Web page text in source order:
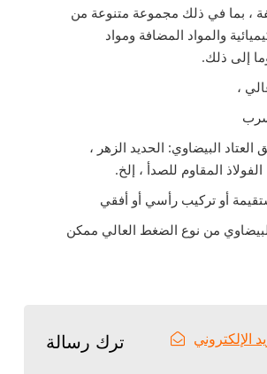
، بما في ذلك مجموعة متنوعة من
والمواد المضافة ومواد
إلى ذلك.
،
البيضاوي: الحديد الزهر ،
المقاوم للصدأ ، إلخ.
أو تركيب رأسي أو أفقي
من نوع الضغط العالي ممكن
ترك رسالة الإلكتروني